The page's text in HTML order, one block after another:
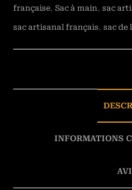
française,Sac à main,sac
sac artisanal français,sac de
INFORMATIONS